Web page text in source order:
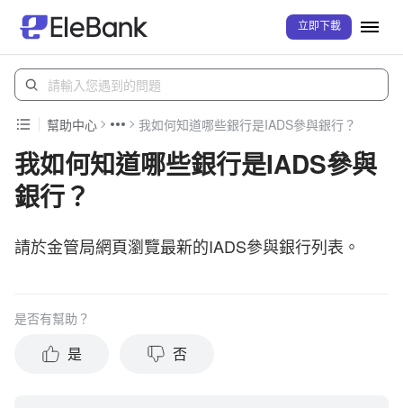
立即下載
幫助中心 我如何知道哪些銀行是IADS參與銀行？
我如何知道哪些銀行是IADS參與
銀行？
請於金管局網頁瀏覽最新的IADS參與銀行列表。
是否有幫助？
是 否